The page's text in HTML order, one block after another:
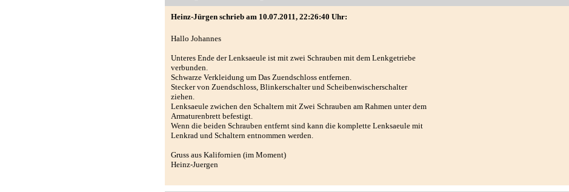
Heinz-Jürgen schrieb am 10.07.2011, 22:26:40 Uhr:
Hallo Johannes
Unteres Ende der Lenksaeule ist mit zwei Schrauben mit dem Lenkgetriebe
verbunden.
Schwarze Verkleidung um Das Zuendschloss entfernen.
Stecker von Zuendschloss, Blinkerschalter und Scheibenwischerschalter
ziehen.
Lenksaeule zwichen den Schaltern mit Zwei Schrauben am Rahmen unter dem
Armaturenbrett befestigt.
Wenn die beiden Schrauben entfernt sind kann die komplette Lenksaeule mit
Lenkrad und Schaltern entnommen werden.
Gruss aus Kalifornien (im Moment)
Heinz-Juergen